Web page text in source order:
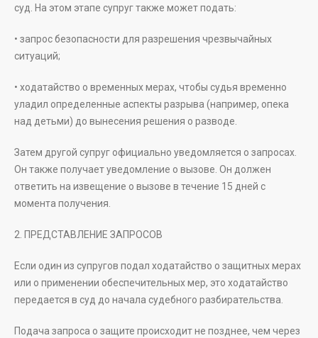
суд. На этом этапе супруг также может подать:
• запрос безопасности для разрешения чрезвычайных
ситуаций;
• ходатайство о временных мерах, чтобы судья временно
уладил определенные аспекты разрыва (например, опека
над детьми) до вынесения решения о разводе.
Затем другой супруг официально уведомляется о запросах.
Он также получает уведомление о вызове. Он должен
ответить на извещение о вызове в течение 15 дней с
момента получения.
2. ПРЕДСТАВЛЕНИЕ ЗАПРОСОВ
Если один из супругов подал ходатайство о защитных мерах
или о применении обеспечительных мер, это ходатайство
передается в суд до начала судебного разбирательства.
Подача запроса о защите происходит не позднее, чем через